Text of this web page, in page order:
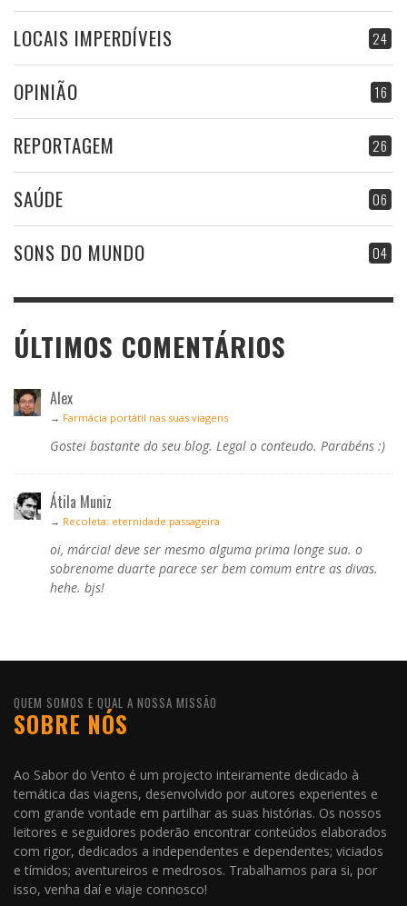
24
LOCAIS IMPERDÍVEIS
16
OPINIÃO
26
REPORTAGEM
06
SAÚDE
04
SONS DO MUNDO
ÚLTIMOS COMENTÁRIOS
Alex
→ Farmácia portátil nas suas viagens
Gostei bastante do seu blog. Legal o conteudo. Parabéns :)
Átila Muniz
→ Recoleta: eternidade passageira
oi, márcia! deve ser mesmo alguma prima longe sua. o
sobrenome duarte parece ser bem comum entre as divas.
hehe. bjs!
QUEM SOMOS E QUAL A NOSSA MISSÃO
SOBRE NÓS
Ao Sabor do Vento é um projecto inteiramente dedicado à
temática das viagens, desenvolvido por autores experientes e
com grande vontade em partilhar as suas histórias. Os nossos
leitores e seguidores poderão encontrar conteúdos elaborados
com rigor, dedicados a independentes e dependentes; viciados
e tímidos; aventureiros e medrosos. Trabalhamos para si, por
isso, venha daí e viaje connosco!